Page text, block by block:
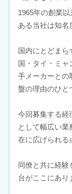
1965年の創業
ある当社は知名
国内にとどまら
国・タイ・ミャ
手メーカーとの
盤の理由のひ
今回募集する
として幅広い業
在に広げられる
同僚と共に経験
台がここにあり